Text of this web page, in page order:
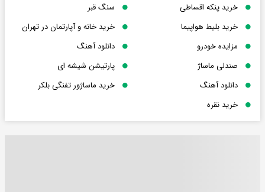
خرید پنکه اقساطی
سنگ قبر
خرید بلیط هواپیما
خرید خانه و آپارتمان در تهران
مزایده خودرو
دانلود آهنگ
صندلی ماساژ
پارتیشن شیشه ای
دانلود آهنگ
خرید ماساژور تفنگی بلکر
خرید نقره